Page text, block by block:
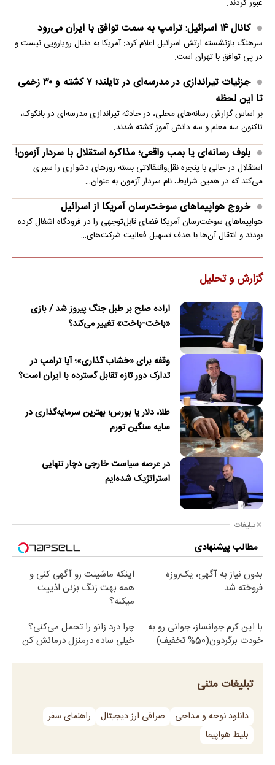
عبور کردند.
کانال ۱۴ اسرائیل: ترامپ به سمت توافق با ایران می‌رود
سرهنگ بازنشسته ارتش اسرائیل اعلام کرد: آمریکا به دنبال رویارویی نیست و
در پی توافق با تهران است.
جزئیات تیراندازی در مدرسه‌ای در تایلند؛ ۷ کشته و ۳۰ زخمی
تا این لحظه
بر اساس گزارش رسانه‌های محلی، در حادثه تیراندازی مدرسه‌ای در بانکوک،
تاکنون سه معلم و سه دانش آموز کشته شدند.
بلوف رسانه‌ای یا بمب واقعی؛ مذاکره استقلال با سردار آزمون!
استقلال در حالی با پنجره نقل‌وانتقالاتی بسته روزهای دشواری را سپری
می‌کند که در همین شرایط، نام سردار آزمون به عنوان…
خروج هواپیماهای سوخت‌رسان آمریکا از اسرائیل
هواپیماهای سوخت‌رسان آمریکا فضای قابل‌توجهی را در فرودگاه اشغال کرده
بودند و انتقال آن‌ها با هدف تسهیل فعالیت شرکت‌های…
گزارش و تحلیل
اراده صلح بر طبل جنگ پیروز شد / بازی
«باخت-باخت» تغییر می‌کند؟
وقفه برای «خشاب گذاری»؛ آیا ترامپ در
تدارک دور تازه تقابل گسترده با ایران است؟
طلا، دلار یا بورس؛ بهترین سرمایه‌گذاری در
سایه سنگین تورم
در عرصه سیاست خارجی دچار تنهایی
استراتژیک شده‌ایم
تبلیغات
مطالب پیشنهادی
بدون نیاز به آگهی، یک‌روزه
فروخته شد
اینکه ماشینت رو آگهی کنی و
همه بهت زنگ بزنن اذییت
میکنه؟
با این کرم جوانساز، جوانی رو به
خودت برگردون(50% تخفیف)
چرا درد زانو را تحمل می‌کنی؟
خیلی ساده درمنزل درمانش کن
تبلیغات متنی
دانلود نوحه و مداحی صرافی ارز دیجیتال
راهنمای سفر
بلیط هواپیما